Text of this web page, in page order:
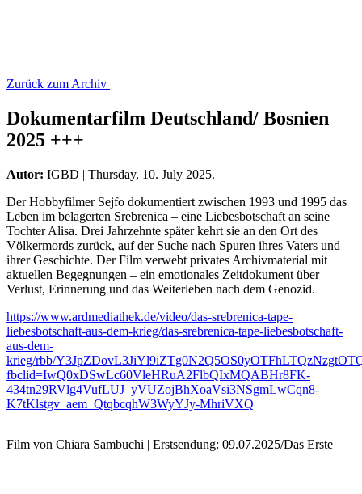
Zurück zum Archiv
Dokumentarfilm Deutschland/ Bosnien
2025 +++
Autor: IGBD | Thursday, 10. July 2025.
Der Hobbyfilmer Sejfo dokumentiert zwischen 1993 und 1995 das
Leben im belagerten Srebrenica – eine Liebesbotschaft an seine
Tochter Alisa. Drei Jahrzehnte später kehrt sie an den Ort des
Völkermords zurück, auf der Suche nach Spuren ihres Vaters und
ihrer Geschichte. Der Film verwebt privates Archivmaterial mit
aktuellen Begegnungen – ein emotionales Zeitdokument über
Verlust, Erinnerung und das Weiterleben nach dem Genozid.
https://www.ardmediathek.de/video/das-srebrenica-tape-
liebesbotschaft-aus-dem-krieg/das-srebrenica-tape-liebesbotschaft-
aus-dem-
krieg/rbb/
fbclid=IwQ0xDSwLc60VleHRuA2FlbQIxMQABHr8FK-
434tn29RVlg4VufLUJ_yVUZojBhXoaVsi3NSgmLwCqn8-
K7tKlstgv_aem_QtqbcqhW3WyYJy-MhriVXQ
Film von Chiara Sambuchi | Erstsendung: 09.07.2025/Das Erste